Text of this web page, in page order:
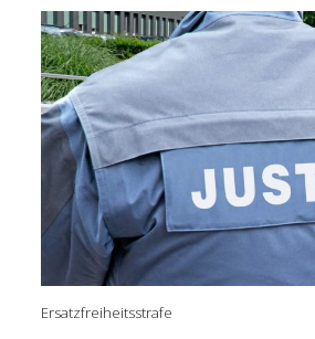
Ersatzfreiheitsstrafe